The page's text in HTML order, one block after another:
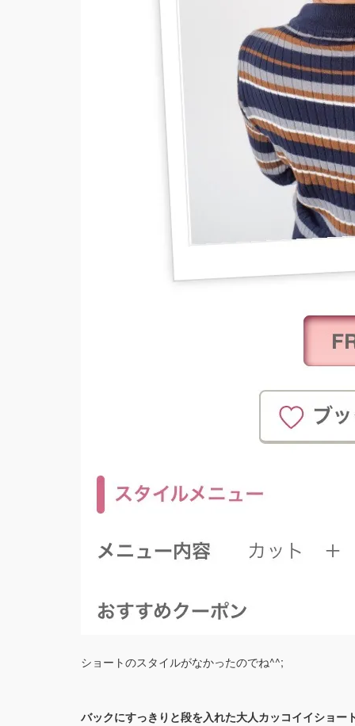
ショートのスタイルがなかったのでね^^;
バックにすっきりと段を入れた大人カッコイイショ